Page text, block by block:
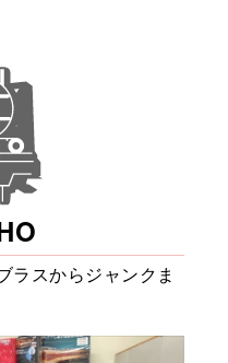
ラスからジャンクま